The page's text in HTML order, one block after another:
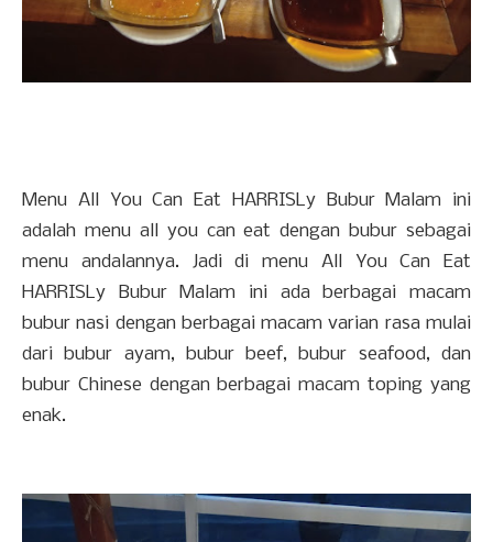
Menu All You Can Eat HARRISLy Bubur Malam ini
adalah menu all you can eat dengan bubur sebagai
menu andalannya. Jadi di menu All You Can Eat
HARRISLy Bubur Malam ini ada berbagai macam
bubur nasi dengan berbagai macam varian rasa mulai
dari bubur ayam, bubur beef, bubur seafood, dan
bubur Chinese dengan berbagai macam toping yang
enak.